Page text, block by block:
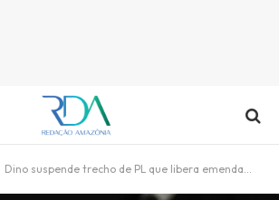
Dino suspende trecho de PL que libera emendas do orçamento secreto